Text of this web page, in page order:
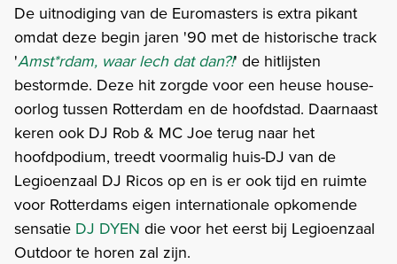
De uitnodiging van de Euromasters is extra pikant
omdat deze begin jaren '90 met de historische track
'Amst*rdam, waar lech dat dan?!' de hitlijsten
bestormde. Deze hit zorgde voor een heuse house-
oorlog tussen Rotterdam en de hoofdstad. Daarnaast
keren ook DJ Rob & MC Joe terug naar het
hoofdpodium, treedt voormalig huis-DJ van de
Legioenzaal DJ Ricos op en is er ook tijd en ruimte
voor Rotterdams eigen internationale opkomende
sensatie DJ DYEN die voor het eerst bij Legioenzaal
Outdoor te horen zal zijn.